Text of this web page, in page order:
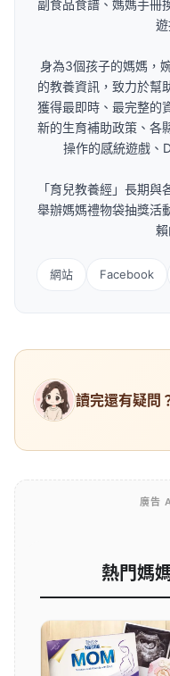
副食品食譜、媽媽手冊
身為3個孩子的媽媽，
的教養資訊，致力於幫
獲得最即時、最完整的
新的生育補助政策、各
操作的感統遊戲、
「育兒教養經」長期
舉辦媽媽禮物袋抽獎活
網站 Facebook
讀完還有疑問
廣告
熱門媽